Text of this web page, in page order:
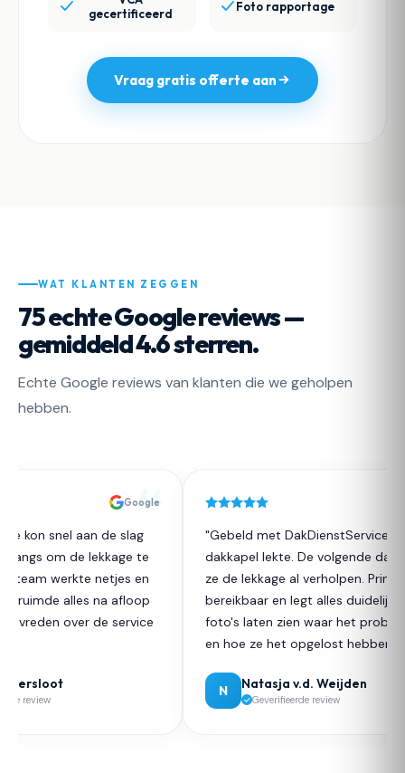
gecertificeerd
Foto rapportage
Vraag gratis offerte aan
WAT KLANTEN ZEGGEN
75 echte Google reviews —
gemiddeld 4.6 sterren.
Echte Google reviews van klanten die we geholpen
hebben.
Google
kon snel aan de slag
om de lekkage te
team werkte netjes en
ruimde alles na afloop
over de service
review
"Gebeld met DakDienstService
dakkapel lekte. De volgende dag
ze de lekkage al verholpen. Prima
bereikbaar en legt alles duidelijk
foto's laten zien waar het
en hoe ze het opgelost hebben."
Natasja v.d. Weijden
Geverifieerde review